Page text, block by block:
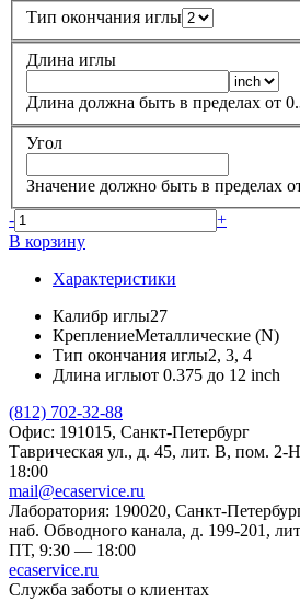
Тип окончания иглы
Длина иглы
Длина должна быть в пределах от
Угол
Значение должно быть в пределах
-
+
В корзину
Характеристики
Калибр иглы27
КреплениеМеталлические (N)
Тип окончания иглы2, 3, 4
Длина иглыот 0.375 до 12 inch
(812) 702-32-88
Офис: 191015, Санкт-Петербург
Таврическая ул., д. 45, лит. В, пом. 2-
18:00
mail@ecaservice.ru
Лаборатория: 190020, Санкт-
наб. Обводного канала, д. 199-201,
ПТ, 9:30 — 18:00
ecaservice.ru
Служба заботы о клиентах